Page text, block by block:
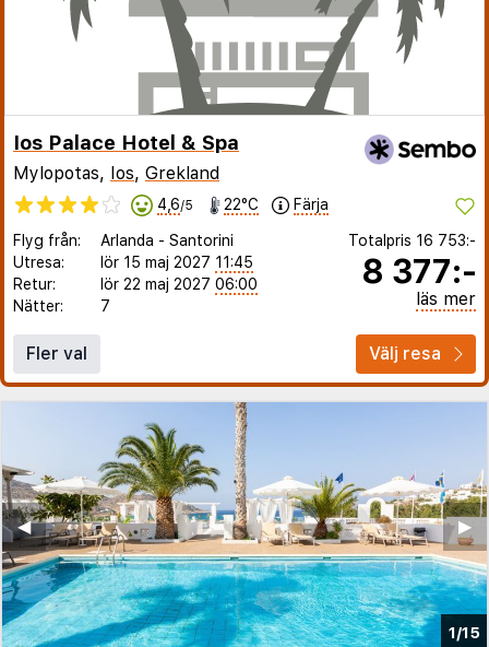
Ios Palace Hotel & Spa
Mylopotas, Ios, Grekland
4,6/5 22°C Färja
Flyg från: Arlanda - Santorini
Utresa:
lör 15 maj 2027 11:45
Retur:
lör 22 maj 2027 06:00
Nätter:
7
Totalpris 16 753:-
8 377:-
läs mer
Fler val Välj resa
1/15
▶︎
◀︎